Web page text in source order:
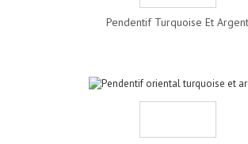
Pendentif Turquoise Et Argent